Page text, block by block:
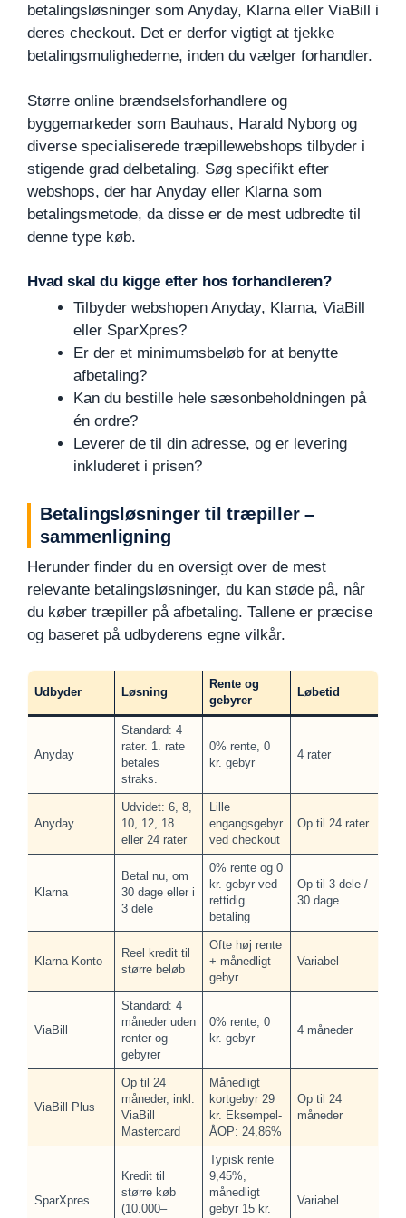
betalingsløsninger som Anyday, Klarna eller ViaBill i
deres checkout. Det er derfor vigtigt at tjekke
betalingsmulighederne, inden du vælger forhandler.
Større online brændselsforhandlere og
byggemarkeder som Bauhaus, Harald Nyborg og
diverse specialiserede træpillewebshops tilbyder i
stigende grad delbetaling. Søg specifikt efter
webshops, der har Anyday eller Klarna som
betalingsmetode, da disse er de mest udbredte til
denne type køb.
Hvad skal du kigge efter hos forhandleren?
Tilbyder webshopen Anyday, Klarna, ViaBill
eller SparXpres?
Er der et minimumsbeløb for at benytte
afbetaling?
Kan du bestille hele sæsonbeholdningen på
én ordre?
Leverer de til din adresse, og er levering
inkluderet i prisen?
Betalingsløsninger til træpiller –
sammenligning
Herunder finder du en oversigt over de mest
relevante betalingsløsninger, du kan støde på, når
du køber træpiller på afbetaling. Tallene er præcise
og baseret på udbyderens egne vilkår.
Udbyder Løsning
Rente og
gebyrer
Løbetid
Anyday
Standard: 4
rater. 1. rate
betales
straks.
0% rente, 0
kr. gebyr
4 rater
Anyday
Udvidet: 6, 8,
10, 12, 18
eller 24 rater
Lille
engangsgebyr
ved checkout
Op til 24 rater
Klarna
Betal nu, om
30 dage eller i
3 dele
0% rente og 0
kr. gebyr ved
rettidig
betaling
Op til 3 dele /
30 dage
Klarna Konto
Reel kredit til
større beløb
Ofte høj rente
+ månedligt
gebyr
Variabel
ViaBill
Standard: 4
måneder uden
renter og
gebyrer
0% rente, 0
kr. gebyr
4 måneder
ViaBill Plus
Op til 24
måneder, inkl.
ViaBill
Mastercard
Månedligt
kortgebyr 29
kr. Eksempel-
ÅOP: 24,86%
Op til 24
måneder
SparXpres
Kredit til
større køb
(10.000–
Typisk rente
9,45%,
månedligt
gebyr 15 kr.
Variabel